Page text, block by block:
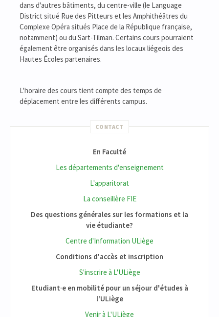
dans d'autres bâtiments, du centre-ville (le Language
District situé Rue des Pitteurs et les Amphithéâtres du
Complexe Opéra situés Place de la République française,
notamment) ou du Sart-Tilman. Certains cours pourraient
également être organisés dans les locaux liégeois des
Hautes Écoles partenaires.
L'horaire des cours tient compte des temps de
déplacement entre les différents campus.
CONTACT
En Faculté
Les départements d'enseignement
L'apparitorat
La conseillère FIE
Des questions générales sur les formations et la
vie étudiante?
Centre d'Information ULiège
Conditions d'accès et inscription
S'inscrire à L'ULiège
Etudiant·e en mobilité pour un séjour d'études à
l'ULiège
Venir à L'ULiège